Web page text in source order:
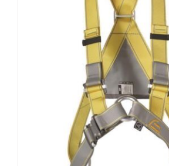
AUSFÜHRUNG WÄHLEN /